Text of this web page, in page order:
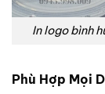
In logo bình
Phù Hợp Mọi